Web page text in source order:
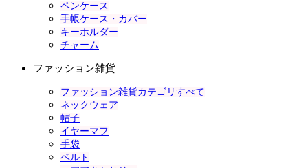
ペンケース
手帳ケース・カバー
キーホルダー
チャーム
ファッション雑貨
ファッション雑貨カテゴリすべて
ネックウェア
帽子
イヤーマフ
手袋
ベルト